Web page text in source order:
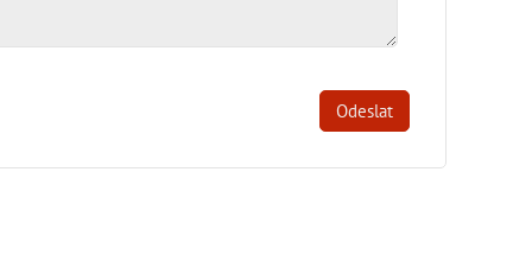
Odeslat